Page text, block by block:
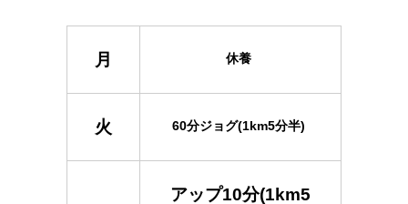
月 休養
火 60分ジョグ(1km5分半)
アップ10分(1km5